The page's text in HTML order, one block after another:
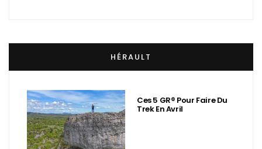
HÉRAULT
Ces 5 GR® Pour Faire Du
Trek En Avril